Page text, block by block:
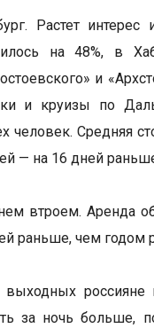
Растет
на 48%, в
и
и круизы по
Средняя
— на 16 дней
втроем. Аренда
раньше, чем годом
выходных
за ночь больше,